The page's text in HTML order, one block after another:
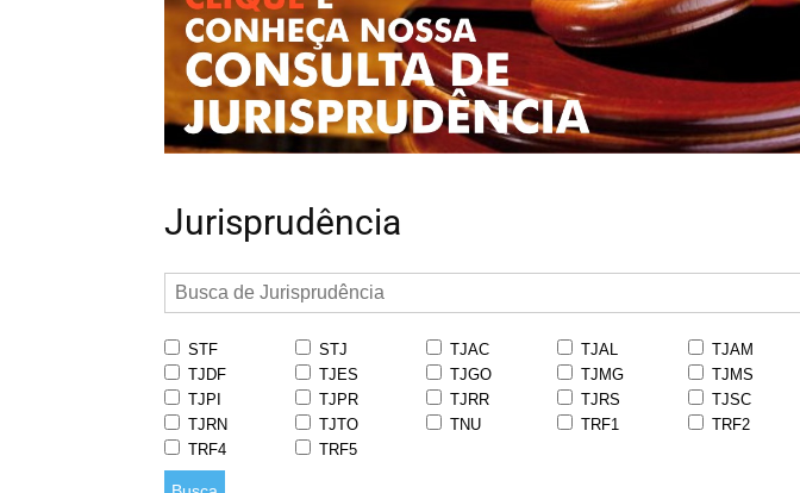
Jurisprudência
STF STJ TJAC TJAL TJAM
TJDF
TJES TJGO TJMG TJMS
TJPI
TJPR TJRR TJRS TJSC
TJRN
TJTO TNU TRF1 TRF2
TRF4
TRF5